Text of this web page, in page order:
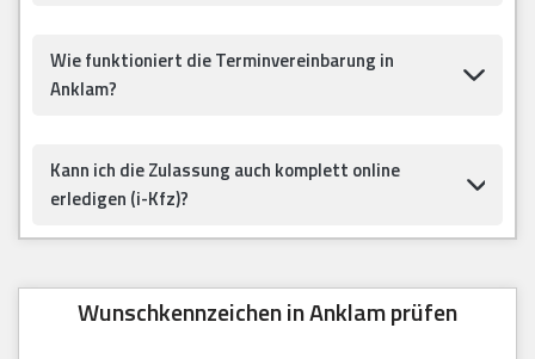
Wie funktioniert die Terminvereinbarung in
Anklam?
Kann ich die Zulassung auch komplett online
erledigen (i-Kfz)?
Wunschkennzeichen in Anklam prüfen